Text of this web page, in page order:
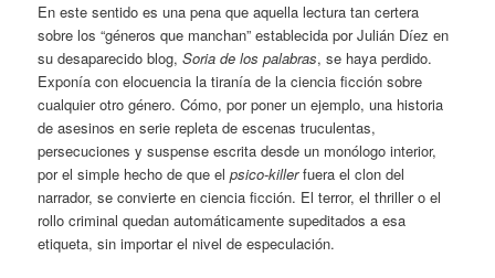
En este sentido es una pena que aquella lectura tan certera
sobre los “géneros que manchan” establecida por Julián Díez en
su desaparecido blog,Soria de los palabras, se haya perdido.
Exponía con elocuencia la tiranía de la ciencia ficción sobre
cualquier otro género. Cómo, por poner un ejemplo, una historia
de asesinos en serie repleta de escenas truculentas,
persecuciones y suspense escrita desde un monólogo interior,
por el simple hecho de que elpsico-killerfuera el clon del
narrador, se convierte en ciencia ficción. El terror, el thriller o el
rollo criminal quedan automáticamente supeditados a esa
etiqueta, sin importar el nivel de especulación.